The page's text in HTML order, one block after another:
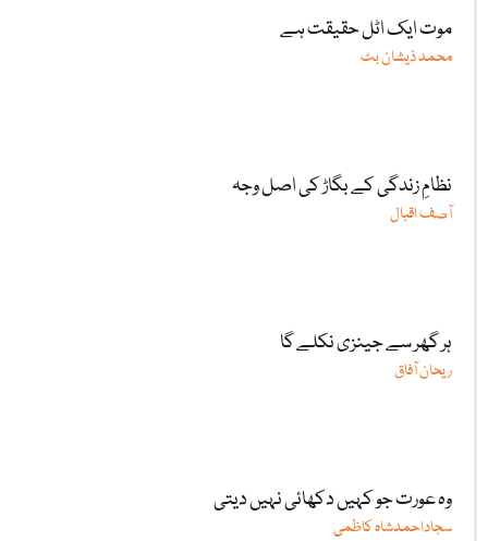
موت ایک اٹل حقیقت ہے
محمد ذیشان بٹ
نظامِ زندگی کے بگاڑ کی اصل وجہ
آصف اقبال
ہر گھر سے جینزی نکلے گا
ریحان آفاق
وہ عورت جو کہیں دکھائی نہیں دیتی
سجاداحمدشاہ کاظمی